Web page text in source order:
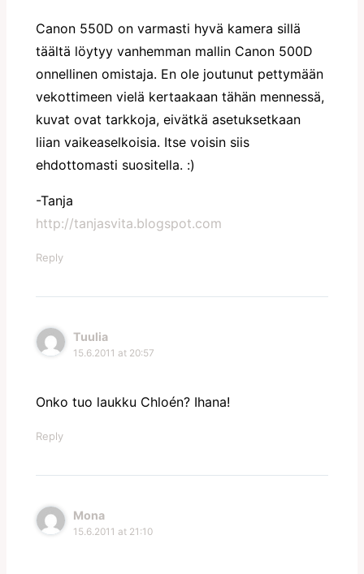
Canon 550D on varmasti hyvä kamera sillä
täältä löytyy vanhemman mallin Canon 500D
onnellinen omistaja. En ole joutunut pettymään
vekottimeen vielä kertaakaan tähän mennessä,
kuvat ovat tarkkoja, eivätkä asetuksetkaan
liian vaikeaselkoisia. Itse voisin siis
ehdottomasti suositella. :)
-Tanja
http://tanjasvita.blogspot.com
Reply
Tuulia
15.6.2011 at 20:57
Onko tuo laukku Chloén? Ihana!
Reply
Mona
15.6.2011 at 21:10